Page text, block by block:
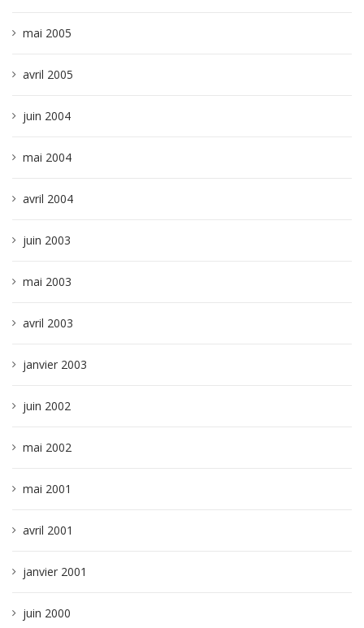
mai 2005
avril 2005
juin 2004
mai 2004
avril 2004
juin 2003
mai 2003
avril 2003
janvier 2003
juin 2002
mai 2002
mai 2001
avril 2001
janvier 2001
juin 2000